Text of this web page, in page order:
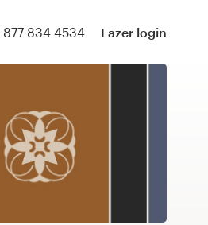
877 834 4534 Fazer login